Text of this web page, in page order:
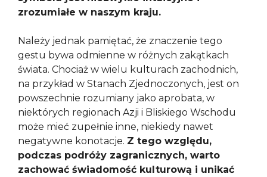
zrozumiałe w naszym kraju.
Należy jednak pamiętać, że znaczenie tego
gestu bywa odmienne w różnych zakątkach
świata. Chociaż w wielu kulturach zachodnich,
na przykład w Stanach Zjednoczonych, jest on
powszechnie rozumiany jako aprobata, w
niektórych regionach Azji i Bliskiego Wschodu
może mieć zupełnie inne, niekiedy nawet
negatywne konotacje. Z tego względu,
podczas podróży zagranicznych, warto
zachować świadomość kulturową i unikać